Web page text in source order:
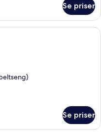
Se priser
hotelværelse med en seng, et
Se priser